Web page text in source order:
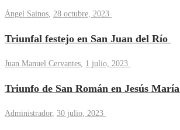
Ángel Sainos, 28 octubre, 2023
Triunfal festejo en San Juan del Río
Juan Manuel Cervantes, 1 julio, 2023
Triunfo de San Román en Jesús María
Administrador, 30 julio, 2023